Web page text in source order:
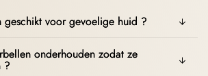
voor gevoelige huid ?
onderhouden zodat ze
?